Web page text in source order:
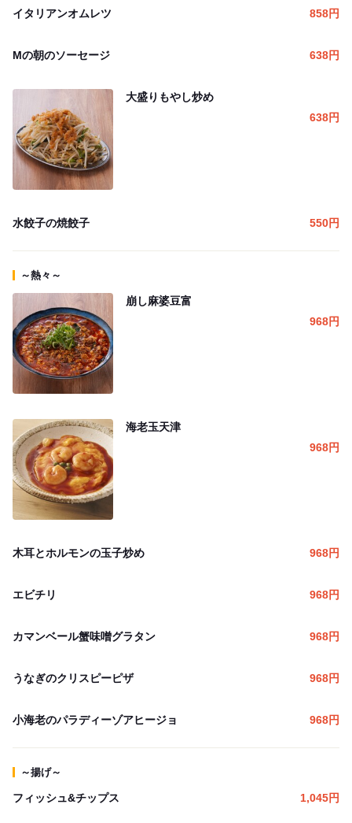
イタリアンオムレツ 858円
Мの朝のソーセージ 638円
大盛りもやし炒め
638円
水餃子の焼餃子 550円
～熱々～
崩し麻婆豆富
968円
海老玉天津
968円
木耳とホルモンの玉子炒め 968円
エビチリ 968円
カマンベール蟹味噌グラタン 968円
うなぎのクリスピーピザ 968円
小海老のパラディーゾアヒージョ 968円
～揚げ～
フィッシュ&チップス 1,045円